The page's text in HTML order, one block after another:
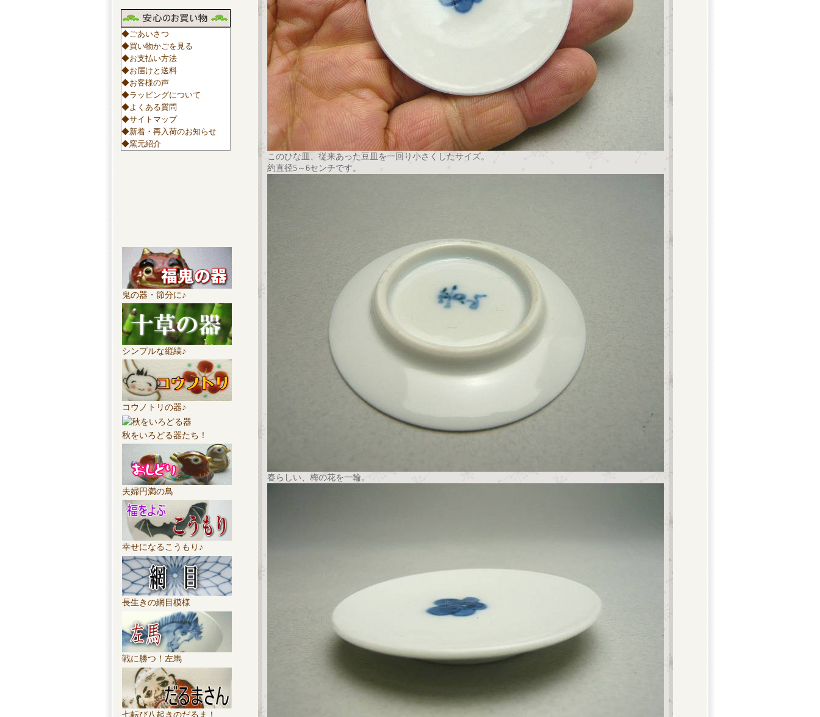
◆ごあいさつ
◆買い物かごを見る
◆お支払い方法
◆お届けと送料
◆お客様の声
◆ラッピングについて
◆よくある質問
◆サイトマップ
◆新着・再入荷のお知らせ
◆窯元紹介
鬼の器・節分に♪
シンプルな縦縞♪
コウノトリの器♪
秋をいろどる器たち！
夫婦円満の鳥
幸せになるこうもり♪
長生きの網目模様
戦に勝つ！左馬
七転び八起きのだるま！
このひな皿、従来あった豆皿を一回り小さくしたサイズ。
約直径5～6センチです。
春らしい、梅の花を一輪。